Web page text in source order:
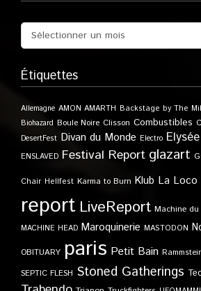
Étiquettes
Allemagne AMON AMARTH Backstage by The
Biohazard Boule Noire Clisson Combustibles
DesertFest Divan du Monde Electro
ENSLAVED Festival Report glazart
Chair Hellfest Karma to Burn Klub La Loco
report LiveReport Machine
MACHINE HEAD Maroquinerie MASTODON
OBITUARY paris Petit Bain
SEPTIC FLESH Stoned Gatherings